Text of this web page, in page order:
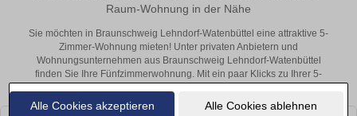
Alle Cookies akzeptieren Alle Cookies ablehnen
Raum-Wohnung in der Nähe
Sie möchten in Braunschweig Lehndorf-Watenbüttel eine attraktive 5-
Zimmer-Wohnung mieten! Unter privaten Anbietern und
Wohnungsunternehmen aus Braunschweig Lehndorf-Watenbüttel
finden Sie Ihre Fünfzimmerwohnung. Mit ein paar Klicks zu Ihrer 5-